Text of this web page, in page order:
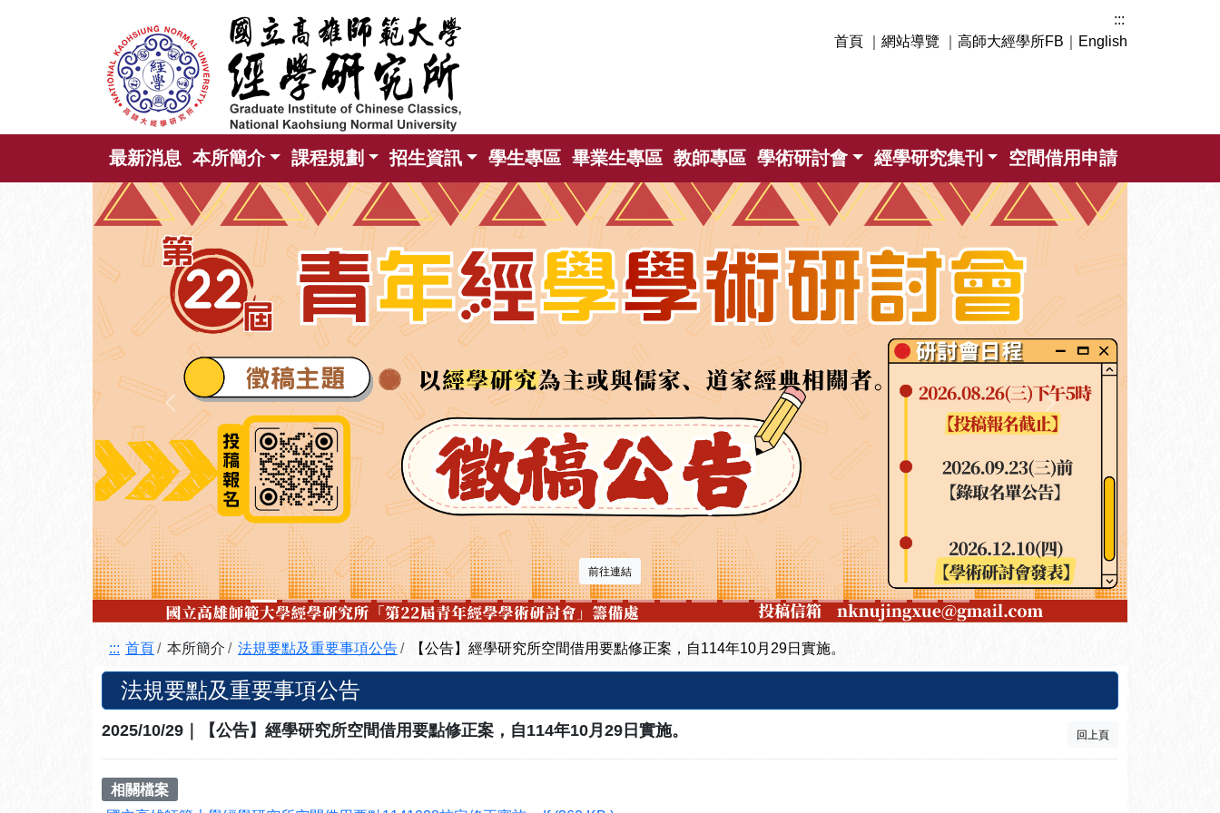
:::
首頁
網站導覽 高師大經學所FB English
最新消息 本所簡介 課程規劃 招生資訊 學生專區 畢業生專區 教師專區 學術研討會 經學研究集刊 空間借用申請
前往連結
上一張 下一張
::: 首頁 本所簡介 法規要點及重要事項公告 【公告】經學研究所空間借用要點修正案，自114年10月29日實施。
法規要點及重要事項公告
2025/10/29｜【公告】經學研究所空間借用要點修正案，自114年10月29日實施。 回上頁
相關檔案